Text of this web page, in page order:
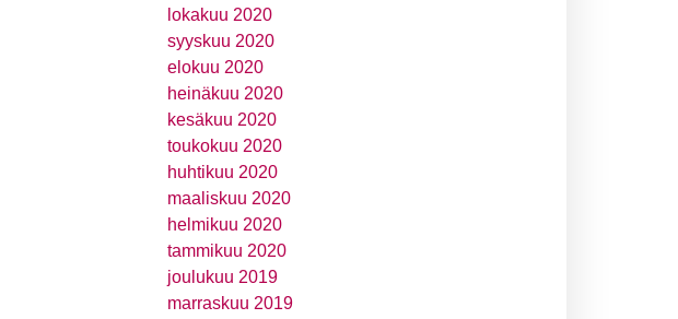
lokakuu 2020
syyskuu 2020
elokuu 2020
heinäkuu 2020
kesäkuu 2020
toukokuu 2020
huhtikuu 2020
maaliskuu 2020
helmikuu 2020
tammikuu 2020
joulukuu 2019
marraskuu 2019